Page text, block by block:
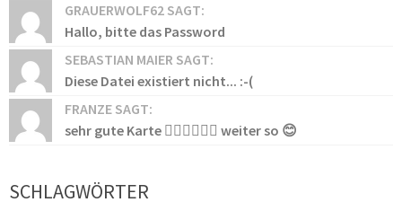
GRAUERWOLF62 SAGT:
Hallo, bitte das Password
SEBASTIAN MAIER SAGT:
Diese Datei existiert nicht... :-(
FRANZE SAGT:
sehr gute Karte 👍🏻👍🏻👍🏻 weiter so 😊
SCHLAGWÖRTER